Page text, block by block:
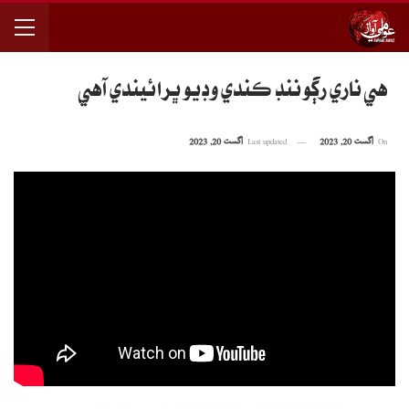
هي ناري رڳو ننڊ ڪندي وڊيو ڀرائيندي آهي
اگست 20, 2023 اگست 20, 2023